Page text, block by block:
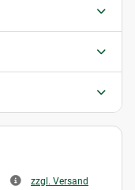
zzgl. Versand